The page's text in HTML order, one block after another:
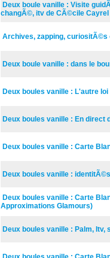
Deux boule vanille : Visite
changÃ©, itv de CÃ©cile
Archives, zapping, curiositÃ©s
Deux boule vanille : dans le
Deux boules vanille : L'autre
Deux boules vanille : En
Deux boules vanille : Carte
Deux boules vanille :
Deux boules vanille : Carte
Approximations Glamours)
Deux boules vanille : Palm,